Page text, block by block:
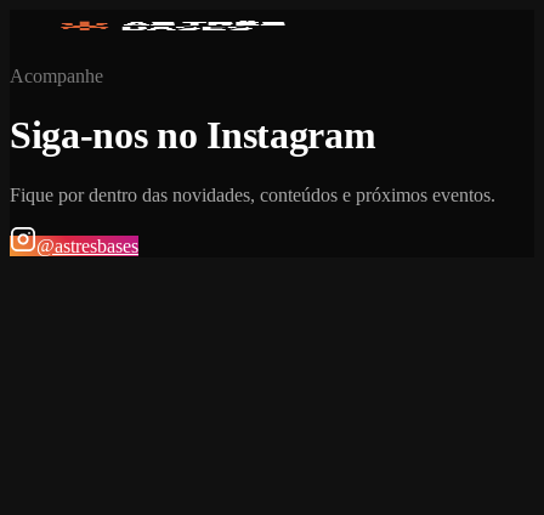
Acompanhe
Siga-nos no Instagram
Fique por dentro das novidades, conteúdos e próximos eventos.
@astresbases